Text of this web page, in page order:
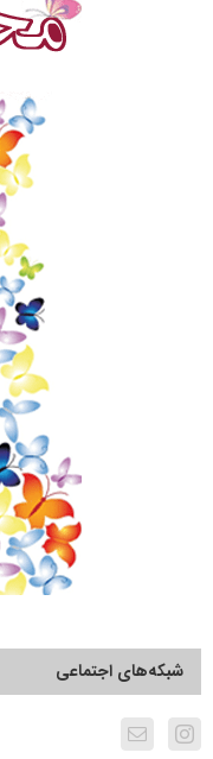
شبکه‌های اجتماعی